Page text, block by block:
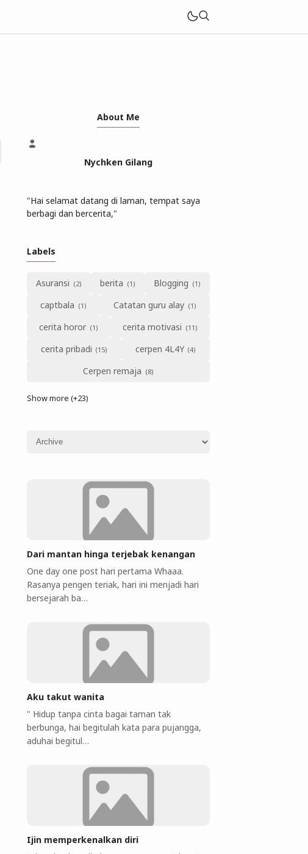
About Me
Nychken Gilang
"Hai selamat datang di laman, tempat saya
berbagi dan bercerita,"
Labels
Asuransi berita
Blogging
captbala
Catatan guru alay
cerita horor
cerita motivasi
cerita pribadi
cerpen 4L4Y
Cerpen remaja
Show more (+23)
Dari mantan hinga terjebak kenangan
One day one post hari pertama Whaaa.
Rasanya pengen teriak, hari ini menjadi hari
bersejarah ba…
Aku takut wanita
" Hidup tanpa cinta bagai taman tak
berbunga, hai begitulah kata para pujangga,
aduhai begitul…
Ijin memperkenalkan diri